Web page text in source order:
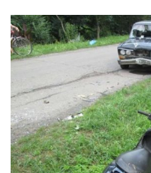
Політика
Світ
Цікаво
Наука
Технології
Історії